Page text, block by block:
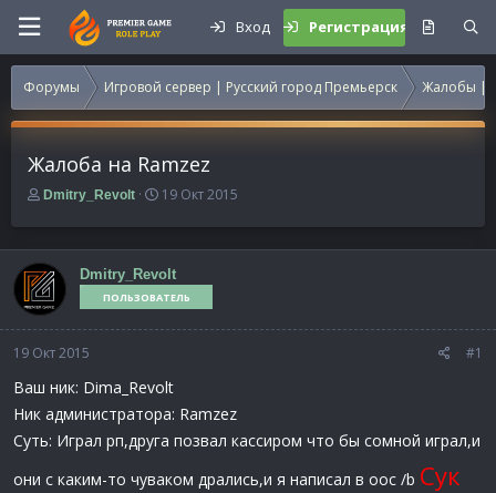
Вход Регистрация
Форумы Игровой сервер | Русский город Премьерск Жалобы |
Жалоба на Ramzez
А
т
о
р
т
е
м
ы
Dmitry_Revolt
Д
т
а
н
а
ч
а
19 Окт 2015
Dmitry_Revolt
ПОЛЬЗОВАТЕЛЬ
19 Окт 2015 #1
Ваш ник: Dima_Revolt
Ник администратора: Ramzez
Суть: Играл рп,друга позвал кассиром что бы сомной играл,и
они с каким-то чуваком дрались,и я написал в оос /b Сук